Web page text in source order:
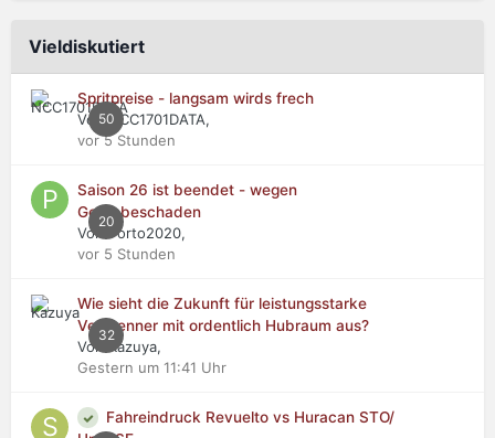
Vieldiskutiert
50
Spritpreise - langsam wirds frech
Von NCC1701DATA,
vor 5 Stunden
20
Saison 26 ist beendet - wegen
Getriebeschaden
Von Porto2020,
vor 5 Stunden
32
Wie sieht die Zukunft für leistungsstarke
Verbrenner mit ordentlich Hubraum aus?
Von Kazuya,
Gestern um 11:41 Uhr
Fahreindruck Revuelto vs Huracan STO/